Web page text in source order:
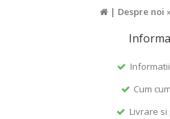
| Despre noi
Cum
Livrare si